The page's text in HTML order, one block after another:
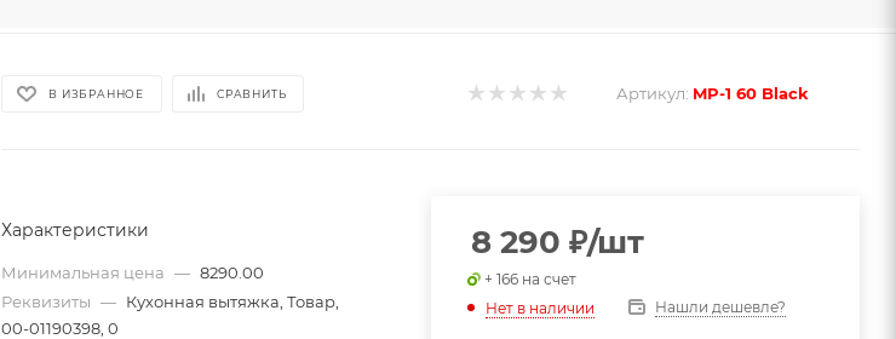
В ИЗБРАННОЕ СРАВНИТЬ Артикул: MP-1 60 Black
Характеристики
Минимальная цена — 8290.00
Реквизиты — Кухонная вытяжка, Товар,
00-01190398, 0
8 290 ₽/шт
+ 166 на счет
Нет в наличии
Нашли дешевле?